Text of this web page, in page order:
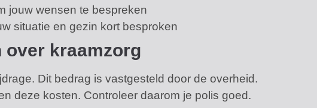
jouw wensen te bespreken
situatie en gezin kort besproken
over kraamzorg
Dit bedrag is vastgesteld door de overheid.
deze kosten. Controleer daarom je polis goed.